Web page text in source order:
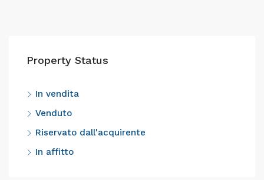
Property Status
In vendita
Venduto
Riservato dall'acquirente
In affitto